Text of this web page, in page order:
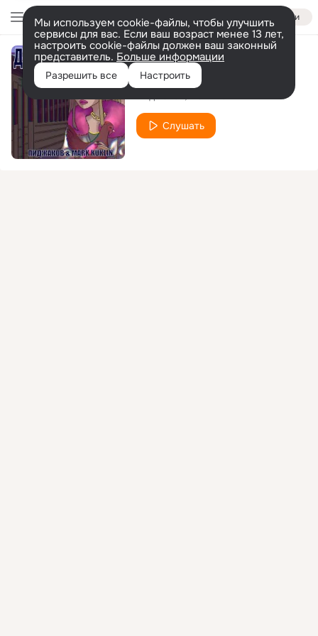
Войти
Мы используем cookie-файлы, чтобы улучшить
сервисы для вас. Если ваш возраст менее 13 лет,
настроить cookie-файлы должен ваш законный
представитель. Больше информации
Разрешить все Настроить
Девочка из гетто
Слушать